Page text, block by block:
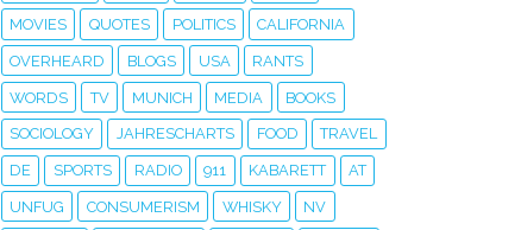
MOVIES QUOTES POLITICS CALIFORNIA
OVERHEARD BLOGS USA RANTS
WORDS TV MUNICH MEDIA BOOKS
SOCIOLOGY JAHRESCHARTS FOOD TRAVEL
DE SPORTS RADIO 911 KABARETT AT
UNFUG CONSUMERISM WHISKY NV